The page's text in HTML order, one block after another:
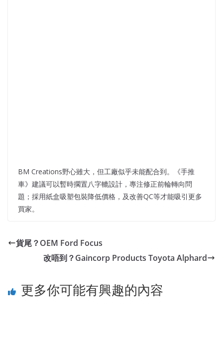
BM Creations野心雖大，但工廠似乎未能配合到。《手推
車》建議可以暫時擱置八字轆設計，專注修正前輪轉向問
題；採用紙盒吸塑包裝降低價格，及改善QC等才能吸引更多
買家。
貨尾？OEM Ford Focus
改唔到？Gaincorp Products Toyota Alphard
更多你可能有興趣的內容